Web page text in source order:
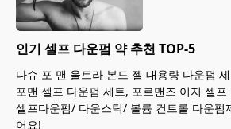
인기 셀프 다운펌 약 추천 TOP-5
다슈 포 맨 울트라 본드 젤 대용량 다운펌
포맨 셀프 다운펌 세트, 포르맨즈 이지 셀
셀프다운펌/ 다운스틱/ 볼륨 컨트롤 다운펌
어요!